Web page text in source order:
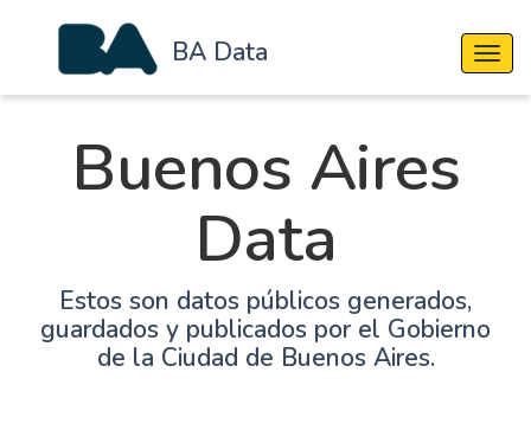
BA Data
Buenos Aires
Data
Estos son datos públicos generados,
guardados y publicados por el Gobierno
de la Ciudad de Buenos Aires.